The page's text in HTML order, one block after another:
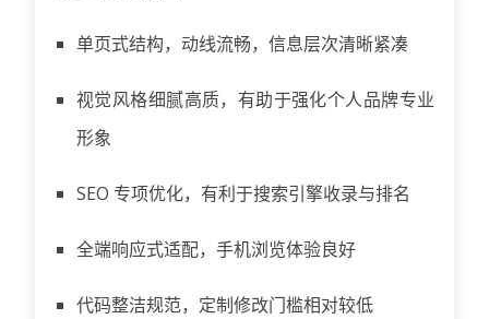
单页式结构，动线流畅，信息层次清晰紧凑
视觉风格细腻高质，有助于强化个人品牌专业
形象
SEO 专项优化，有利于搜索引擎收录与排名
全端响应式适配，手机浏览体验良好
代码整洁规范，定制修改门槛相对较低